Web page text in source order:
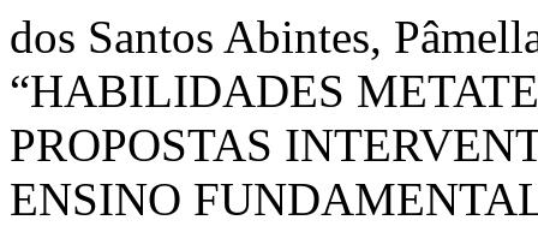
dos Santos Abintes,
“HABILIDADES
PROPOSTAS
ENSINO